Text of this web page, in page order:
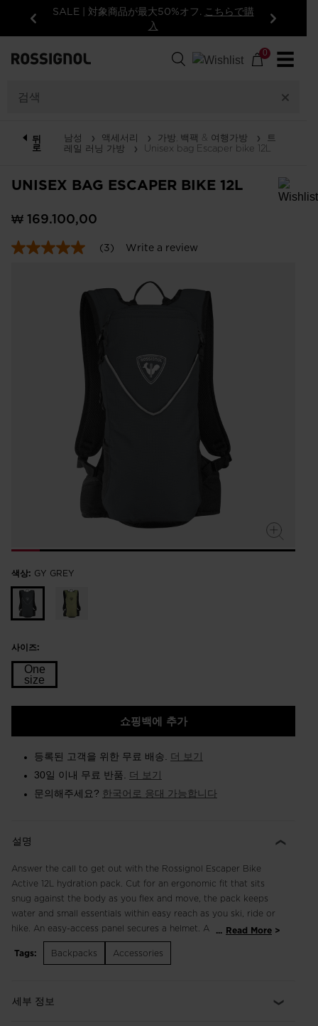
이
SALE | 対象商品が最大50%オフ. こちらで購
入
다
0 ☰
뒤
로
남성 액세서리 가방, 백팩 & 여행가방
트
레일 러닝 가방
Unisex bag Escaper bike 12L
UNISEX BAG ESCAPER BIKE 12L
In order to add a product to the wishlist, please select a size
₩ 169.100,00
5.0
(3) Write a review
색상: GY GREY
사이즈:
One
size
selected
쇼핑백에 추가
등록된 고객을 위한 무료 배송. 더 보기
30일 이내 무료 반품. 더 보기
문의해주세요? 한국어로 응대 가능합니다
설명
Answer the call to get out with the Rossignol Escaper Bike
Active 12L hydration pack. Cut for an ergonomic fit that sits
snug against the body as you flex and move, the pack keeps
water and small essentials within easy reach as you ski, ride or
hike. An easy-access panel secures a helmet. A fleece-lined
pocket keeps goggles secure. Hipbelt pocket offers quick
access to small essentials, and a PFC-free rain cover keeps
secure a set of collapsible poles.
... Read More
Tags:
Backpacks Accessories
세부 정보